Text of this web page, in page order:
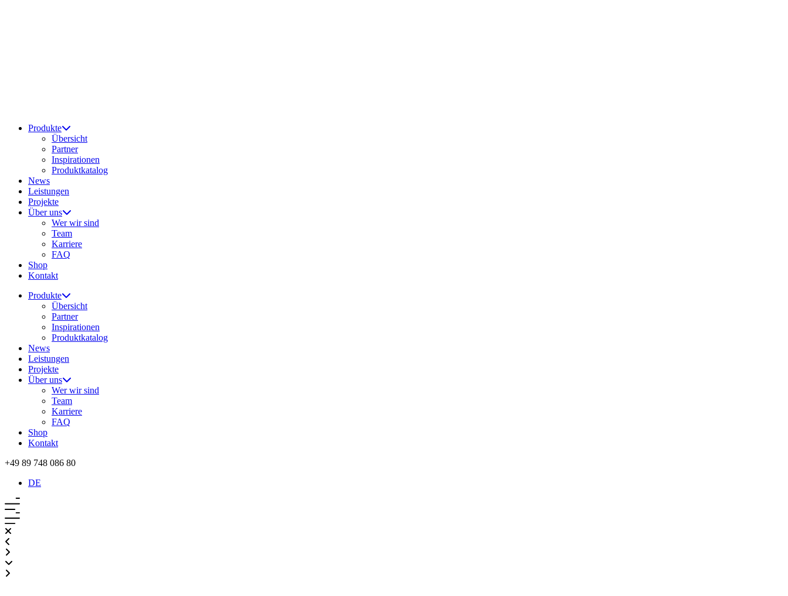
Produkte
Übersicht
Partner
Inspirationen
Produktkatalog
News
Leistungen
Projekte
Über uns
Wer wir sind
Team
Karriere
FAQ
Shop
Kontakt
Produkte
Übersicht
Partner
Inspirationen
Produktkatalog
News
Leistungen
Projekte
Über uns
Wer wir sind
Team
Karriere
FAQ
Shop
Kontakt
+49 89 748 086 80
DE